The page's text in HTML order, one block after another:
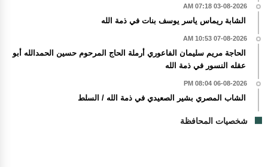
03-08-2026 07:18 AM
الشابة ريماس ياسر يوسف بنات في ذمة الله
07-08-2026 10:53 AM
الحاجة مريم سليمان الفاعوري أرملة الحاج المرحوم حسين الحمدالله أبو
عقله النسور في ذمة الله
06-08-2026 08:04 PM
الشاب المصري بشير الصعيدي في ذمة الله / السلط
شخصيات المحافظة